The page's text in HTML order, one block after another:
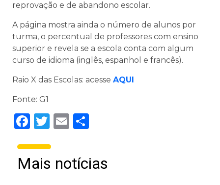
reprovação e de abandono escolar.
A página mostra ainda o número de alunos por
turma, o percentual de professores com ensino
superior e revela se a escola conta com algum
curso de idioma (inglês, espanhol e francês).
Raio X das Escolas: acesse AQUI
Fonte: G1
Facebook
Twitter
Email
Mais notícias